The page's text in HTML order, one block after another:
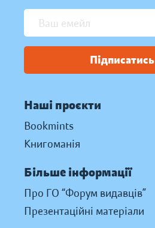
Підписатись
Наші проєкти
Bookmints
Книгоманія
Більше інформації
Про ГО “Форум видавців”
Презентаційні матеріали